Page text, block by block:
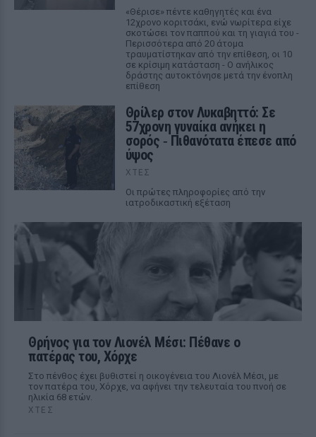
«Θέρισε» πέντε καθηγητές και ένα
12χρονο κοριτσάκι, ενώ νωρίτερα είχε
σκοτώσει τον παππού και τη γιαγιά του -
Περισσότερα από 20 άτομα
τραυματίστηκαν από την επίθεση, οι 10
σε κρίσιμη κατάσταση - Ο ανήλικος
δράστης αυτοκτόνησε μετά την ένοπλη
επίθεση
Θρίλερ στον Λυκαβηττό: Σε
57χρονη γυναίκα ανήκει η
σορός ‑ Πιθανότατα έπεσε από
ύψος
ΧΤΕΣ
Οι πρώτες πληροφορίες από την
ιατροδικαστική εξέταση
Θρήνος για τον Λιονέλ Μέσι: Πέθανε ο
πατέρας του, Χόρχε
Στο πένθος έχει βυθιστεί η οικογένεια του Λιονέλ Μέσι, με
τον πατέρα του, Χόρχε, να αφήνει την τελευταία του πνοή σε
ηλικία 68 ετών.
ΧΤΕΣ